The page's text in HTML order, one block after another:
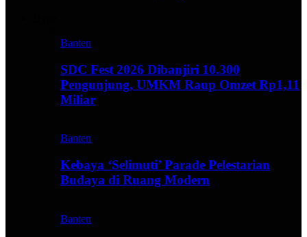
Banten
SDC Fest 2026 Dibanjiri 10.300
Pengunjung, UMKM Raup Omzet Rp1,11
Miliar
Banten
Kebaya ‘Selimuti’ Parade Pelestarian
Budaya di Ruang Modern
Banten